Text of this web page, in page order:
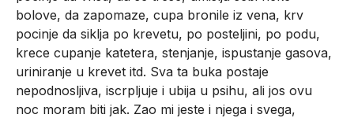
bolove, da zapomaze, cupa bronile iz vena, krv
pocinje da siklja po krevetu, po posteljini, po podu,
krece cupanje katetera, stenjanje, ispustanje gasova,
uriniranje u krevet itd. Sva ta buka postaje
nepodnosljiva, iscrpljuje i ubija u psihu, ali jos ovu
noc moram biti jak. Zao mi jeste i njega i svega,